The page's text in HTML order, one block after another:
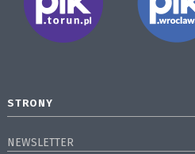
STRONY
NEWSLETTER